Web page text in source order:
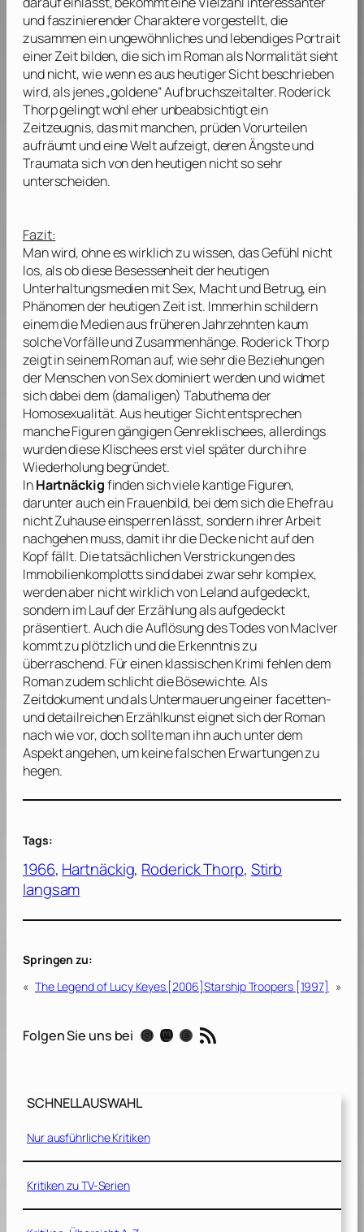
und faszinierender Charaktere vorgestellt, die
zusammen ein ungewöhnliches und lebendiges Portrait
einer Zeit bilden, die sich im Roman als Normalität sieht
und nicht, wie wenn es aus heutiger Sicht beschrieben
wird, als jenes „goldene“ Aufbruchszeitalter.Roderick
Thorpgelingt wohl eher unbeabsichtigt ein
Zeitzeugnis, das mit manchen, prüden Vorurteilen
aufräumt und eine Welt aufzeigt, deren Ängste und
Traumata sich von den heutigen nicht so sehr
unterscheiden.
Fazit:
Man wird, ohne es wirklich zu wissen, das Gefühl nicht
los, als ob diese Besessenheit der heutigen
Unterhaltungsmedien mit Sex, Macht und Betrug, ein
Phänomen der heutigen Zeit ist. Immerhin schildern
einem die Medien aus früheren Jahrzehnten kaum
solche Vorfälle und Zusammenhänge. Roderick Thorp
zeigt in seinem Roman auf, wie sehr die Beziehungen
der Menschen von Sex dominiert werden und widmet
sich dabei dem (damaligen) Tabuthema der
Homosexualität. Aus heutiger Sicht entsprechen
manche Figuren gängigen Genreklischees, allerdings
wurden diese Klischees erst viel später durch ihre
Wiederholung begründet.
InHartnäckigfinden sich viele kantige Figuren,
darunter auch ein Frauenbild, bei dem sich die Ehefrau
nicht Zuhause einsperren lässt, sondern ihrer Arbeit
nachgehen muss, damit ihr die Decke nicht auf den
Kopf fällt. Die tatsächlichen Verstrickungen des
Immobilienkomplotts sind dabei zwar sehr komplex,
werden aber nicht wirklich von Leland aufgedeckt,
sondern im Lauf der Erzählung als aufgedeckt
präsentiert. Auch die Auflösung des Todes von MacIver
kommt zu plötzlich und die Erkenntnis zu
überraschend. Für einen klassischen Krimi fehlen dem
Roman zudem schlicht die Bösewichte. Als
Zeitdokument und als Untermauerung einer facetten-
und detailreichen Erzählkunst eignet sich der Roman
nach wie vor, doch sollte man ihn auch unter dem
Aspekt angehen, um keine falschen Erwartungen zu
hegen.
Tags:
1966, Hartnäckig, Roderick Thorp, Stirb
langsam
Springen zu:
« The Legend of Lucy Keyes [2006]Starship Troopers [1997] »
Folgen Sie uns bei Instagram Mastodon Threads RSS-Feed
SCHNELLAUSWAHL
Nur ausführliche Kritiken
Kritiken zu TV-Serien